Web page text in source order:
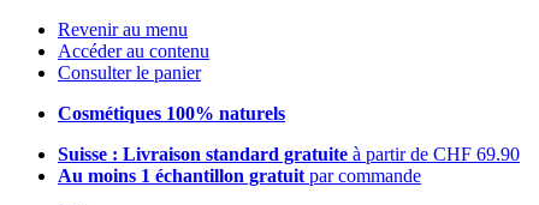
Revenir au menu
Accéder au contenu
Consulter le panier
Cosmétiques 100% naturels
Suisse : Livraison standard gratuite à partir de CHF 69.90
Au moins 1 échantillon gratuit par commande